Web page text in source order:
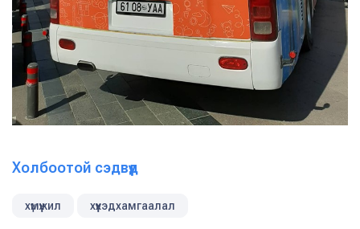
Холбоотой сэдвүүд
хүмүүжил хүүхэдхамгаалал